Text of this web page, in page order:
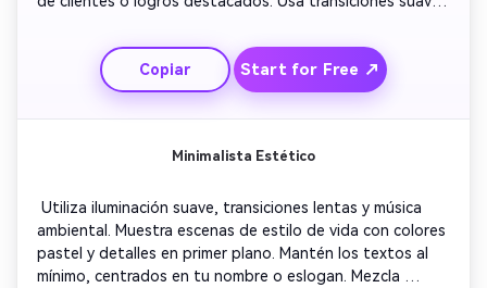
marca. Finaliza con tu logo animado sobre el eslogan
'Innovar, Conectar, Crecer'. Este prompt es ideal para
marcas que buscan un tráiler de canal pulido.
Copiar Start for Free ↗
Minimalista Estético
Utiliza iluminación suave, transiciones lentas y música
ambiental. Muestra escenas de estilo de vida con colores
pastel y detalles en primer plano. Mantén los textos al
mínimo, centrados en tu nombre o eslogan. Mezcla